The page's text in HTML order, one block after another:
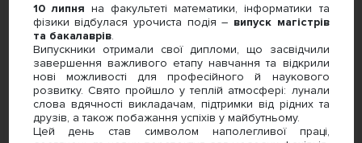
10 липня на факультеті математики, інформатики та
фізики відбулася урочиста подія – випуск магістрів
та бакалаврів.
Випускники отримали свої дипломи, що засвідчили
завершення важливого етапу навчання та відкрили
нові можливості для професійного й наукового
розвитку. Свято пройшло у теплій атмосфері: лунали
слова вдячності викладачам, підтримки від рідних та
друзів, а також побажання успіхів у майбутньому.
Цей день став символом наполегливої праці,